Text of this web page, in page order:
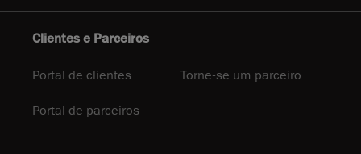
Clientes e Parceiros
Portal de clientes Torne-se um parceiro
Portal de parceiros